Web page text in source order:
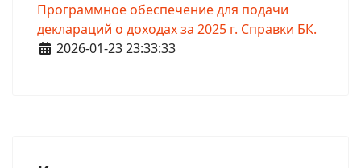
Программное обеспечение для подачи
деклараций о доходах за 2025 г. Справки БК.
Информация о материале
2026-01-23 23:33:33